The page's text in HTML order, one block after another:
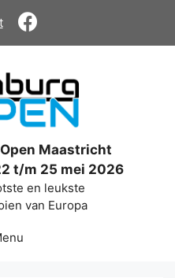
Maastricht
t/m 25 mei 2026
en leukste
van Europa